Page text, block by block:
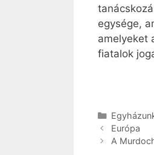
egysége,
amelyeket
fiatalok
Kategória
Európa
A